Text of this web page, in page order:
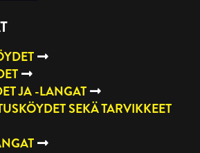
JA -LANGAT
SEKÄ TARVIKKEET